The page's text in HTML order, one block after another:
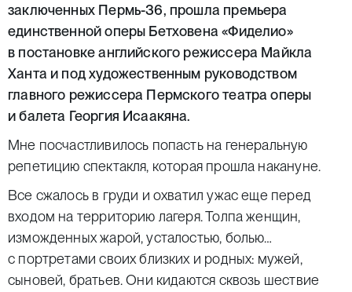
заключенных Пермь-36, прошла премьера
единственной оперы Бетховена «Фиделио»
в постановке английского режиссера Майкла
Ханта и под художественным руководством
главного режиссера Пермского театра оперы
и балета Георгия Исаакяна.
Мне посчастливилось попасть на генеральную
репетицию спектакля, которая прошла накануне.
Все сжалось в груди и охватил ужас еще перед
входом на территорию лагеря. Толпа женщин,
изможденных жарой, усталостью, болью…
с портретами своих близких и родных: мужей,
сыновей, братьев. Они кидаются сквозь шествие